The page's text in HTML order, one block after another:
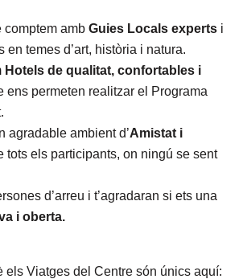
comptem amb Guies Locals experts i
en temes d’art, història i natura.
Hotels de qualitat, confortables i
ens permeten realitzar el Programa
agradable ambient d’Amistat i
tots els participants, on ningú se sent
d’arreu i t’agradaran si ets una
i oberta.
els Viatges del Centre són únics aquí: